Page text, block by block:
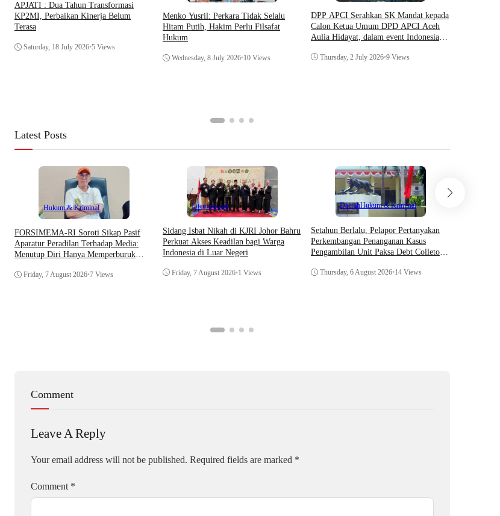
APJATI : Dua Tahun Transformasi
KP2MI, Perbaikan Kinerja Belum
Terasa
Saturday, 18 July 2026•5 Views
Menko Yusril: Perkara Tidak Selalu
Hitam Putih, Hakim Perlu Filsafat
Hukum
Wednesday, 8 July 2026•10 Views
DPP APCI Serahkan SK Mandat kepada
Calon Ketua Umum DPD APCI Aceh
Aulia Hidayat, dalam event Indonesia
Thursday, 2 July 2026•9 Views
Latest Posts
Hukum & Kriminal
​FORSIMEMA-RI Soroti Sikap Pasif
Aparatur Peradilan Terhadap Media:
Menutup Diri Hanya Memperburuk
Friday, 7 August 2026•7 Views
Internasional
Sidang Isbat Nikah di KJRI Johor Bahru
Perkuat Akses Keadilan bagi Warga
Indonesia di Luar Negeri
Friday, 7 August 2026•1 Views
DaerahHukum & Kriminal
Setahun Berlalu, Pelapor Pertanyakan
Perkembangan Penanganan Kasus
Pengambilan Unit Paksa Debt Colletor
Thursday, 6 August 2026•14 Views
Comment
Leave A Reply
Your email address will not be published. Required fields are marked *
Comment *